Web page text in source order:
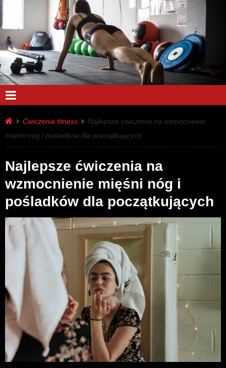
Ćwiczenia fitness
Najlepsze ćwiczenia na wzmocnienie
mięśni nóg i pośladków dla początkujących
Najlepsze ćwiczenia na
wzmocnienie mięśni nóg i
pośladków dla początkujących